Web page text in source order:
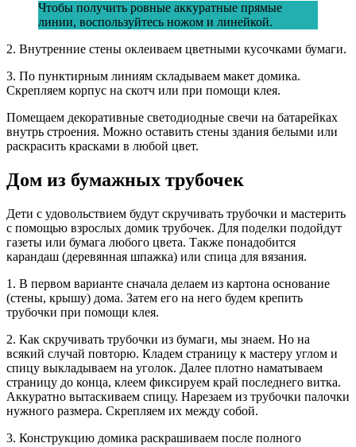
Чтобы получить ровные аккуратные прямые
линии, воспользуйтесь ножом и линейкой.
2. Внутренние стены оклеиваем цветными кусочками бумаги.
3. По пунктирным линиям складываем макет домика.
Скрепляем корпус на скотч или при помощи клея.
Помещаем декоративные светодиодные свечи на батарейках
внутрь строения. Можно оставить стены здания белыми или
раскрасить красками в любой цвет.
Дом из бумажных трубочек
Дети с удовольствием будут скручивать трубочки и мастерить
с помощью взрослых домик трубочек. Для поделки подойдут
газеты или бумага любого цвета. Также понадобится
карандаш (деревянная шпажка) или спица для вязания.
1. В первом варианте сначала делаем из картона основание
(стены, крышу) дома. Затем его на него будем крепить
трубочки при помощи клея.
2. Как скручивать трубочки из бумаги, мы знаем. Но на
всякий случай повторю. Кладем страницу к мастеру углом и
спицу выкладываем на уголок. Далее плотно наматываем
страницу до конца, клеем фиксируем край последнего витка.
Аккуратно вытаскиваем спицу. Нарезаем из трубочки палочки
нужного размера. Скрепляем их между собой.
3. Конструкцию домика раскрашиваем после полного